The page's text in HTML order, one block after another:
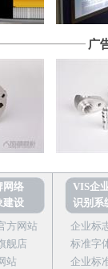
广
网络
建设
方网站
舰店
站
VIS企
识别系
企业标
标准字
企业标